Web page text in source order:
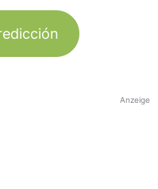
Anzeige